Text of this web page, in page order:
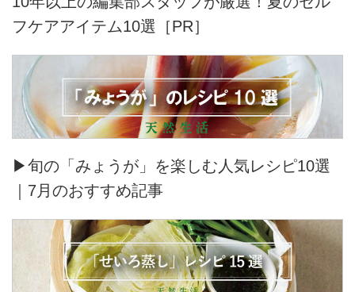
フケアアイテム10選［PR］
▶旬の「みょうが」を楽しむ人気レシピ10選
｜7月のおすすめ記事